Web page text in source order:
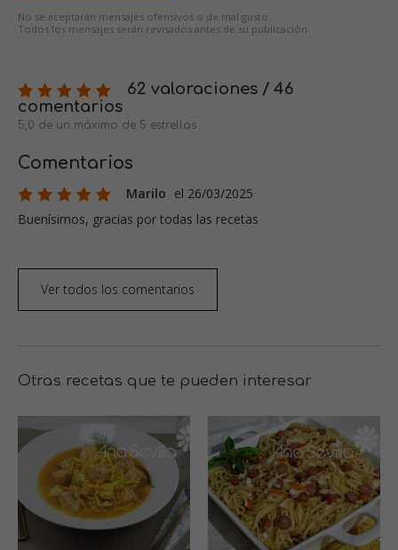
No se aceptarán mensajes ofensivos o de mal gusto.
Todos los mensajes serán revisados antes de su publicación.
62 valoraciones / 46
comentarios
5,0 de un máximo de 5 estrellas
Comentarios
Marilo el 26/03/2025
Buenísimos, gracias por todas las recetas
Ver todos los comentarios
Otras recetas que te pueden interesar